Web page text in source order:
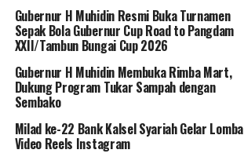
Gubernur H Muhidin Resmi Buka Turnamen
Sepak Bola Gubernur Cup Road to Pangdam
XXII/Tambun Bungai Cup 2026
Gubernur H Muhidin Membuka Rimba Mart,
Dukung Program Tukar Sampah dengan
Sembako
Milad ke-22 Bank Kalsel Syariah Gelar Lomba
Video Reels Instagram